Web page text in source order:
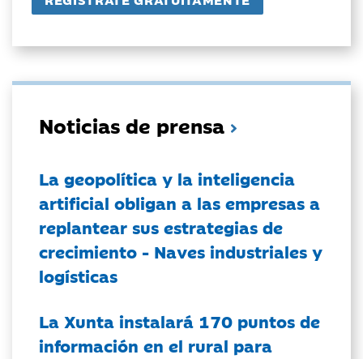
Noticias de prensa
La geopolítica y la inteligencia
artificial obligan a las empresas a
replantear sus estrategias de
crecimiento - Naves industriales y
logísticas
La Xunta instalará 170 puntos de
información en el rural para